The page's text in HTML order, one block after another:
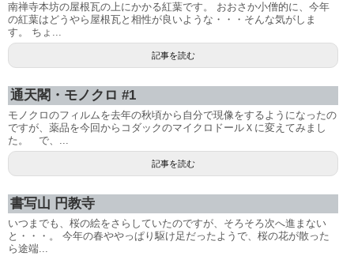
南禅寺本坊の屋根瓦の上にかかる紅葉です。 おおさか小僧的に、今年
の紅葉はどうやら屋根瓦と相性が良いような・・・そんな気がしま
す。 ちょ...
記事を読む
通天閣・モノクロ #1
モノクロのフィルムを去年の秋頃から自分で現像をするようになったの
ですが、薬品を今回からコダックのマイクロドールＸに変えてみまし
た。 で、...
記事を読む
書写山 円教寺
いつまでも、桜の絵をさらしていたのですが、そろそろ次へ進まない
と・・・。 今年の春ややっぱり駆け足だったようで、桜の花が散った
ら途端...